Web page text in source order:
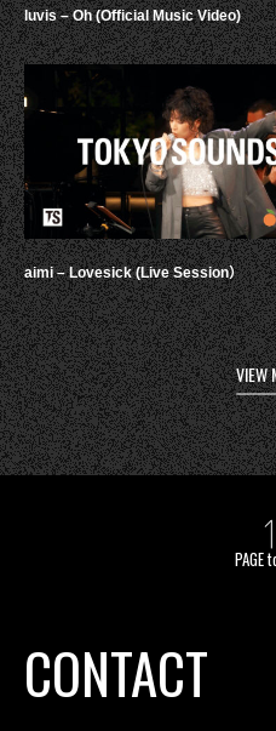
luvis – Oh (Official Music Video)
aimi – Lovesick (Live Session）
VIEW
PAGE
CONTACT